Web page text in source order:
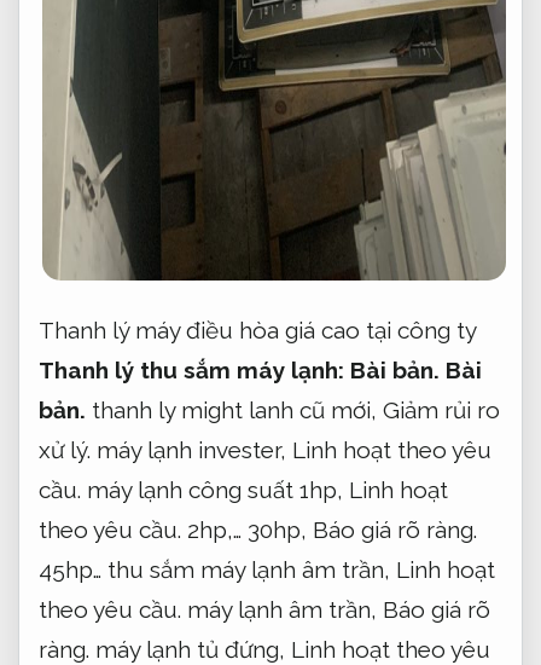
Thanh lý máy điều hòa giá cao tại công ty
Thanh lý thu sắm máy lạnh: Bài bản. Bài
bản. thanh ly might lanh cũ mới, Giảm rủi ro
xử lý. máy lạnh invester, Linh hoạt theo yêu
cầu. máy lạnh công suất 1hp, Linh hoạt
theo yêu cầu. 2hp,… 30hp, Báo giá rõ ràng.
45hp… thu sắm máy lạnh âm trần, Linh hoạt
theo yêu cầu. máy lạnh âm trần, Báo giá rõ
ràng. máy lạnh tủ đứng, Linh hoạt theo yêu